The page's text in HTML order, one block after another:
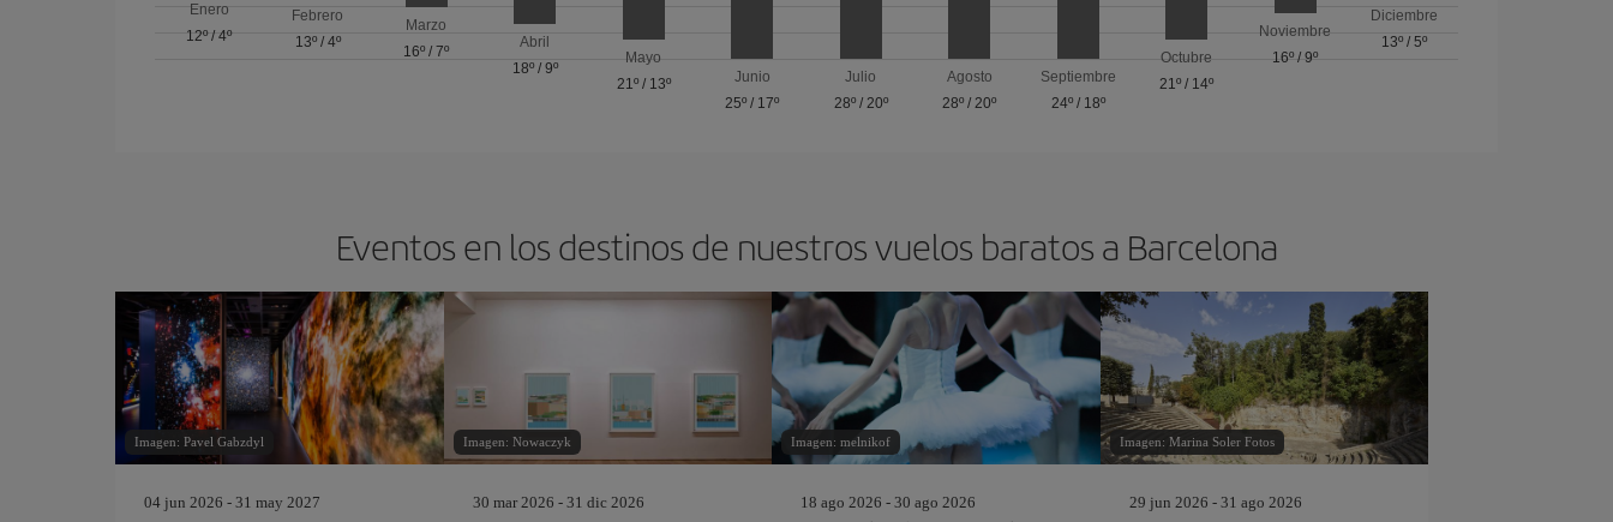
Enero
12º/4º
Febrero
13º/ 4º
Marzo
16º /7º
Abril
18º/ 9º
Mayo
21º/ 13º
Junio
25º / 17º
Julio
28º/ 20º
Agosto
28º /20º
Septiembre
24º/ 18º
Octubre
21º / 14º
Noviembre
16º /9º
Diciembre
13º/ 5º
Eventos en los destinos de nuestros vuelos baratos a Barcelona
Imagen: Pavel Gabzdyl
04 jun 2026 - 31 may 2027
Imagen: Nowaczyk
30 mar 2026 - 31 dic 2026
Imagen: melnikof
18 ago 2026 - 30 ago 2026
Imagen: Marina Soler Fotos
29 jun 2026 - 31 ago 2026